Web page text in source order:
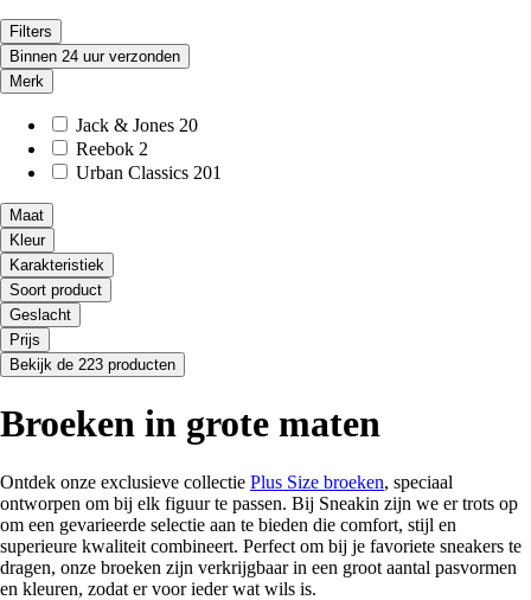
Filters
Binnen 24 uur verzonden
Merk
Jack & Jones 20
Reebok 2
Urban Classics 201
Maat
Kleur
Karakteristiek
Soort product
Geslacht
Prijs
Bekijk de 223 producten
Broeken in grote maten
Ontdek onze exclusieve collectie Plus Size broeken, speciaal
ontworpen om bij elk figuur te passen. Bij Sneakin zijn we er trots op
om een gevarieerde selectie aan te bieden die comfort, stijl en
superieure kwaliteit combineert. Perfect om bij je favoriete sneakers te
dragen, onze broeken zijn verkrijgbaar in een groot aantal pasvormen
en kleuren, zodat er voor ieder wat wils is.